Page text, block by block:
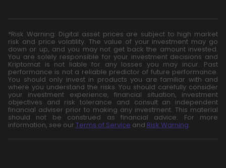
*Risk Warning: Digital asset prices are subject to high market
risk and price volatility. The value of your investment may go
down or up, and you may not get back the amount invested.
You are solely responsible for your investment decisions and
Kriptomat is not liable for any losses you may incur. Past
performance is not a reliable predictor of future performance.
You should only invest in products you are familiar with and
where you understand the risks. You should carefully consider
your investment experience, financial situation, investment
objectives and risk tolerance and consult an independent
financial adviser prior to making any investment. This material
should not be construed as financial advice. For more
information, see our Terms of Service and Risk Warning.